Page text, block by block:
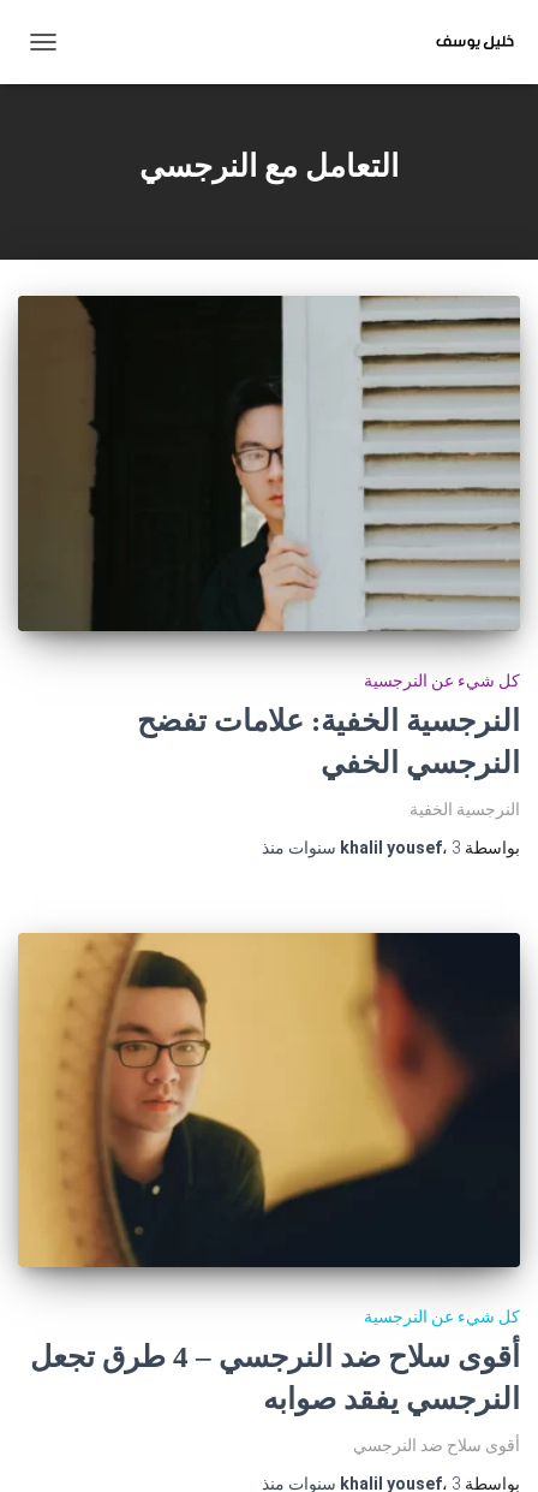
التنقل
التعامل مع النرجسي
كل شيء عن النرجسية
النرجسية الخفية: علامات تفضح
النرجسي الخفي
النرجسية الخفية
بواسطة
khalil yousef، 3 سنوات منذ
كل شيء عن النرجسية
أقوى سلاح ضد النرجسي – 4 طرق تجعل
النرجسي يفقد صوابه
أقوى سلاح ضد النرجسي
بواسطة
khalil yousef، 3 سنوات منذ